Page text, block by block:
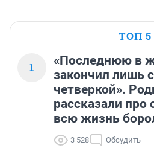
ТОП 5
1
«Последнюю в
закончил лишь
четверкой».
рассказали
всю жизнь
3 528 Обсудить